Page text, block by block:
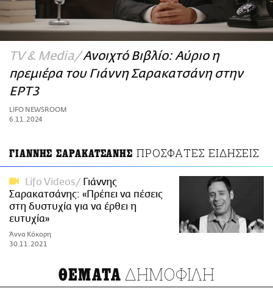
ΑΜΠΑ
PRINT
TV & Media Ανοιχτό Βιβλίο: Αύριο η
πρεμιέρα του Γιάννη Σαρακατσάνη στην
ΕΡΤ3
LIFO NEWSROOM
6.11.2024
ΓΙΑΝΝΗΣ ΣΑΡΑΚΑΤΣΑΝΗΣ ΠΡΟΣΦΑΤΕΣ ΕΙΔΗΣΕΙΣ
Lifo Videos
Γιάννης
Σαρακατσάνης: «Πρέπει να πέσεις
στη δυστυχία για να έρθει η
ευτυχία»
Άννα Κόκορη
30.11.2021
ΘΕΜΑΤΑ ΔΗΜΟΦΙΛΗ